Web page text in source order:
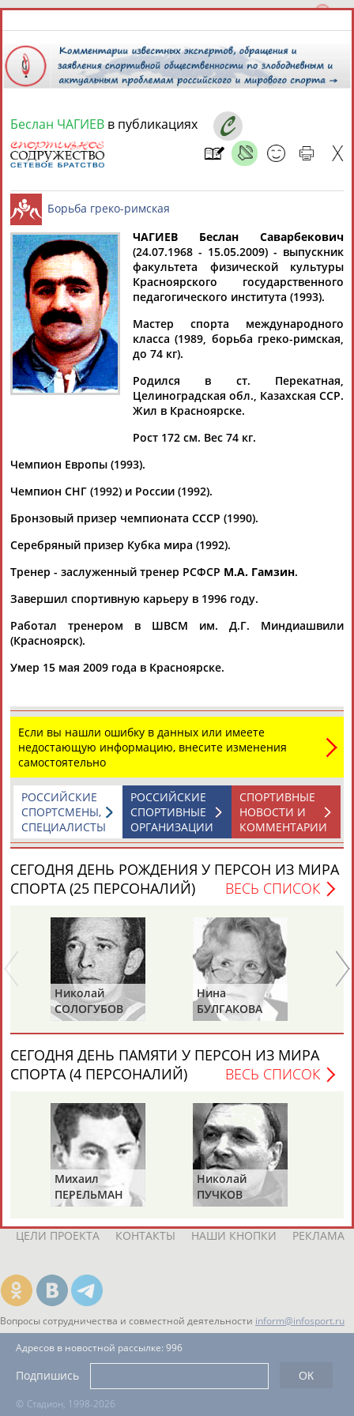
8 августа 2026 года,
СПОРТСМЕНЫ, ТРЕНЕРЫ И СПЕЦИАЛИСТЫ
Найдено: 13181персон Расширенный поиск
Аслаудин
АБАЕВ
Елена
АБАИМОВА
Мария
АБАКУМОВА
Юлия
АБАЛАКИНА
АБАСОВА
АБАЧАРАЕВ
Флюра
БУЛАТОВА
Татьяна
Акжана
Каримжан
АБДРАХМАНОВ
Аделя
АБДРАХМАНОВА
Андрей
АБДУВАЛИЕВ
Герман
АБДУЛАЕВ
Рамазан
АБДУЛАЕВ
Тагир
АБДУЛАЕВ
Камиль
АБДУЛАЗИЗОВ
Загалав
АБДУЛБЕКОВ
Камалудин
АБДУЛДАУДОВ
Абдула
АБДУЛЖАЛИЛОВ
Магомед
АБДУЛКАГИРОВ
Назир
АБДУЛЛАЕВ
24 персон из 13181
ЕЩЁ ПЕРСОНЫ
ТАБЛО АКТИВНОСТИ
ЦЕЛИ ПРОЕКТА КОНТАКТЫ НАШИ КНОПКИ РЕКЛАМА
Вопросы сотрудничества и совместной деятельности inform@infosport.ru
© Стадион, 1998-2026
Адресов в новостной рассылке: 996
Подпишись
Беслан ЧАГИЕВ в публикациях
Борьба греко-римская
ЧАГИЕВ Беслан Саварбекович
(24.07.1968 - 15.05.2009) - выпускник
факультета физической культуры
Красноярского государственного
педагогического института (1993).
Мастер спорта международного
класса (1989, борьба греко-римская,
до 74 кг).
Родился в ст. Перекатная,
Целиноградская обл., Казахская ССР.
Жил в Красноярске.
Рост 172 см. Вес 74 кг.
Чемпион Европы (1993).
Чемпион СНГ (1992) и России (1992).
Бронзовый призер чемпионата СССР (1990).
Серебряный призер Кубка мира (1992).
Тренер - заслуженный тренер РСФСР М.А. Гамзин.
Завершил спортивную карьеру в 1996 году.
Работал тренером в ШВСМ им. Д.Г. Миндиашвили
(Красноярск).
Умер 15 мая 2009 года в Красноярске.
Если вы нашли ошибку в данных или имеете
недостающую информацию, внесите изменения
самостоятельно
СПОРТИВНЫЕ
НОВОСТИ И
КОММЕНТАРИИ
РОССИЙСКИЕ
СПОРТИВНЫЕ
ОРГАНИЗАЦИИ
РОССИЙСКИЕ
СПОРТСМЕНЫ,
СПЕЦИАЛИСТЫ
СЕГОДНЯ ДЕНЬ РОЖДЕНИЯ У ПЕРСОН ИЗ МИРА
СПОРТА (25 ПЕРСОНАЛИЙ)
ВЕСЬ СПИСОК
Николай
СОЛОГУБОВ
Нина
БУЛГАКОВА
СЕГОДНЯ ДЕНЬ ПАМЯТИ У ПЕРСОН ИЗ МИРА
СПОРТА (4 ПЕРСОНАЛИЙ)
ВЕСЬ СПИСОК
Михаил
ПЕРЕЛЬМАН
(ПЕРЛЬМАН)
Николай
ПУЧКОВ